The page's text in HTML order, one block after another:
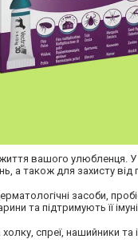
вашого улюбленця. У
а також для захисту від
засоби,
та підтримують її
спреї, нашийники та